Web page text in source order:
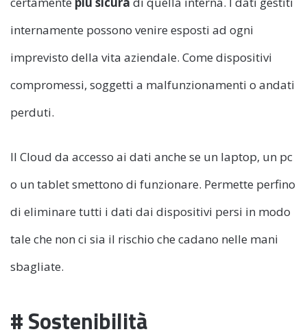
internamente possono venire esposti ad ogni
imprevisto della vita aziendale. Come dispositivi
compromessi, soggetti a malfunzionamenti o andati
perduti.
Il Cloud da accesso ai dati anche se un laptop, un pc
o un tablet smettono di funzionare. Permette perfino
di eliminare tutti i dati dai dispositivi persi in modo
tale che non ci sia il rischio che cadano nelle mani
sbagliate.
# Sostenibilità